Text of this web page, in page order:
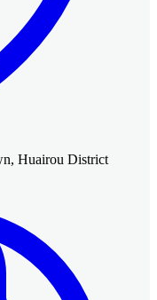
Huairou District